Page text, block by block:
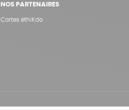
NOS PARTENAIRES
Cartes éthiKdo